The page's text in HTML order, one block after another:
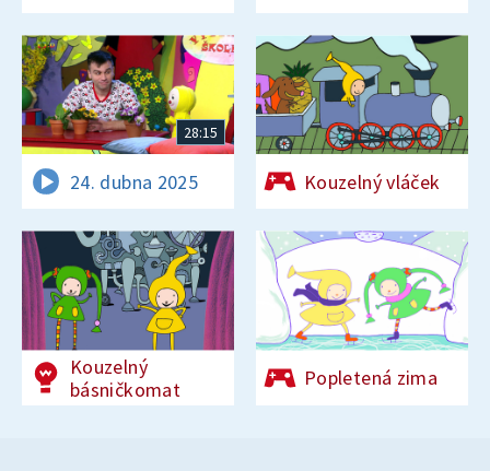
28:15
24. dubna 2025 Kouzelný vláček
Kouzelný
básničkomat
Popletená zima